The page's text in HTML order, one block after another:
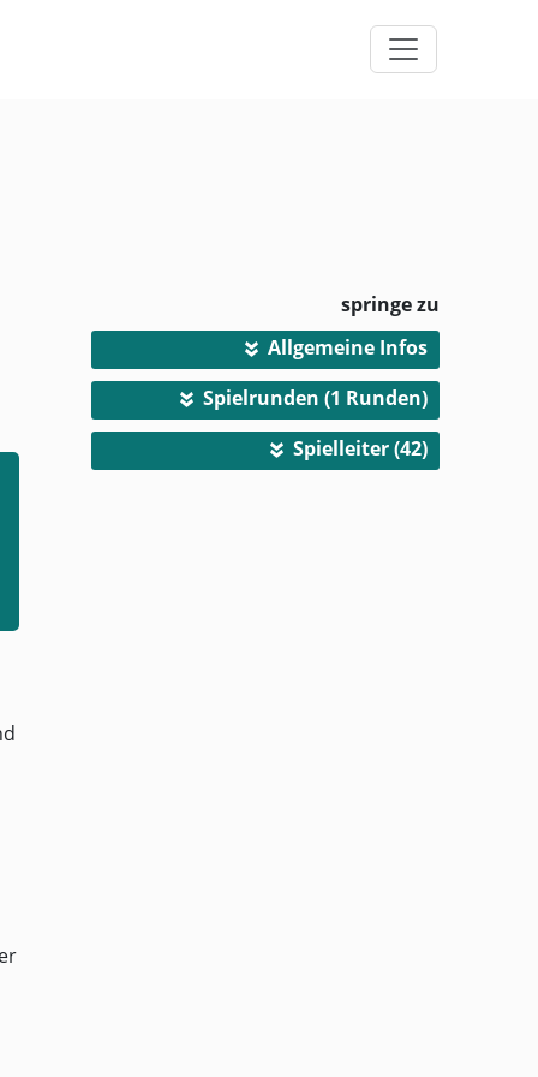
springe zu
»Allgemeine Infos
»Spielrunden (1 Runden)
»Spielleiter (42)